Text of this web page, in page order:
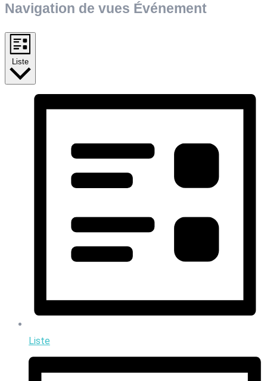
Navigation de vues Événement
Liste
Liste